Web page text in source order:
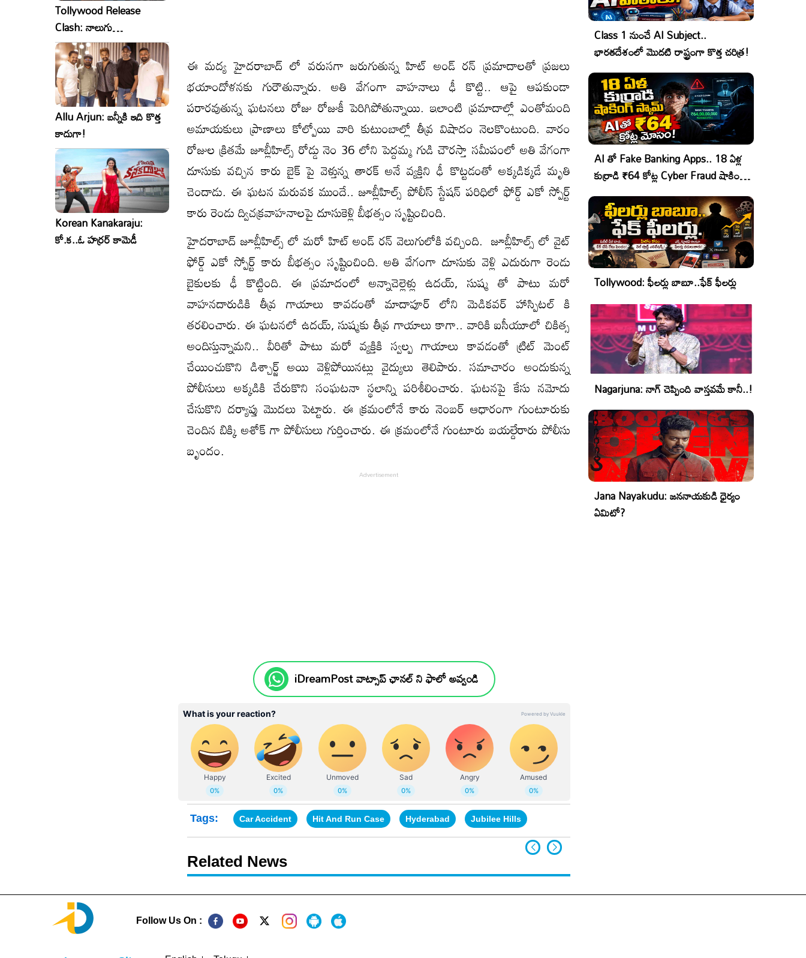
Tollywood Release
Clash: నాలుగు
సినిమాలు..ఒకేసారి..ఎందుకో?
Allu Arjun: బన్నీకి ఇది కొత్త
కాదుగా!
Korean Kanakaraju:
కో.క..ఓ హర్రర్ కామెడీ
ఈ మద్య హైదరాబాద్ లో వరుసగా జరుగుతున్న హిట్ అండ్ రన్ ప్రమాదాలతో ప్రజలు
భయాందోళనకు గురౌతున్నారు. అతి వేగంగా వాహనాలు ఢీ కొట్టి.. ఆపై ఆపకుండా
పరారవుతున్న ఘటనలు రోజు రోజుకీ పెరిగిపోతున్నాయి. ఇలాంటి ప్రమాదాల్లో ఎంతోమంది
అమాయకులు ప్రాణాలు కోల్పోయి వారి కుటుంబాల్లో తీవ్ర విషాదం నెలకొంటుంది. వారం
రోజుల క్రితమే జూబ్లీహిల్స్ రోడ్డు నెం 36 లోని పెద్దమ్మ గుడి చౌరస్తా సమీపంలో అతి వేగంగా
దూసుకు వచ్చిన కారు బైక్ పై వెళ్తున్న తారక్ అనే వ్యక్తిని ఢీ కొట్టడంతో అక్కడిక్కడే మృతి
చెందాడు. ఈ ఘటన మరువక ముందే.. జూబ్లీహిల్స్ పోలీస్ స్టేషన్ పరిధిలో ఫోర్డ్ ఎకో స్పోర్ట్
కారు రెండు ద్విచక్రవాహనాలపై దూసుకెళ్లి బీభత్సం సృష్టించింది.
హైదరాబాద్ జూబ్లీహిల్స్ లో మరో హిట్ అండ్ రన్ వెలుగులోకి వచ్చింది. జూబ్లీహిల్స్ లో వైట్
ఫోర్డ్ ఎకో స్పోర్ట్ కారు బీభత్సం సృష్టించింది. అతి వేగంగా దూసుకు వెళ్లి ఎదురుగా రెండు
బైకులకు ఢీ కొట్టింది. ఈ ప్రమాదంలో అన్నాచెల్లెళ్లు ఉదయ్, సుష్మ తో పాటు మరో
వాహనదారుడికి తీవ్ర గాయాలు కావడంతో మాదాపూర్ లోని మెడికవర్ హాస్పిటల్ కి
తరలించారు. ఈ ఘటనలో ఉదయ్, సుష్మకు తీవ్ర గాయాలు కాగా.. వారికి ఐసీయూలో చికిత్స
అందిస్తున్నామని.. వీరితో పాటు మరో వ్యక్తికి స్వల్ప గాయాలు కావడంతో ట్రిట్ మెంట్
చేయించుకొని డిశ్చార్జ్ అయి వెళ్లిపోయినట్లు వైద్యులు తెలిపారు. సమాచారం అందుకున్న
పోలీసులు అక్కడికి చేరుకొని సంఘటనా స్థలాన్ని పరిశీలించారు. ఘటనపై కేసు నమోదు
చేసుకొని దర్యాప్తు మొదలు పెట్టారు. ఈ క్రమంలోనే కారు నెంబర్ ఆధారంగా గుంటూరుకు
చెందిన బిక్కి అశోక్ గా పోలీసులు గుర్తించారు. ఈ క్రమంలోనే గుంటూరు బయల్దేరారు పోలీసు
బృందం.
iDreamPost వాట్సాప్ ఛానల్ ని ఫాలో అవ్వండి
Tags: Car Accident Hit And Run Case Hyderabad Jubilee Hills
Related News
Class 1 నుంచే AI Subject..
భారతదేశంలో మొదటి రాష్ట్రంగా కొత్త చరిత్ర!
AI తో Fake Banking Apps.. 18 ఏళ్ల
కుర్రాడి ₹64 కోట్ల Cyber Fraud షాకింగ్
ఆపరేషన్!
Tollywood: ఫీలర్లు బాబూ..ఫేక్ ఫీలర్లు
Nagarjuna: నాగ్ చెప్పింది వాస్తవమే కానీ..!
Jana Nayakudu: జననాయకుడి ధైర్యం
ఏమిటో?
Follow Us On :